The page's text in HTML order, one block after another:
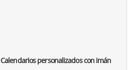
Calendarios personalizados con imán